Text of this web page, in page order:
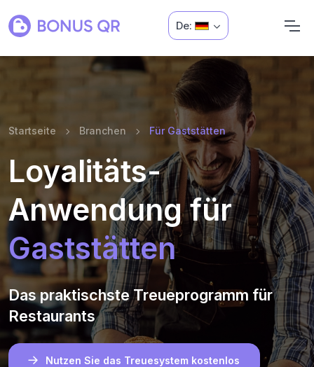
De:
Startseite Branchen Für Gaststätten
Loyalitäts-
Anwendung für
Gaststätten
Das praktischste Treueprogramm für
Restaurants
Nutzen Sie das Treuesystem kostenlos